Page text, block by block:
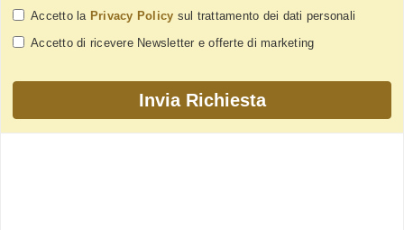
Accetto la Privacy Policy sul trattamento dei dati personali
Accetto di ricevere Newsletter e offerte di marketing